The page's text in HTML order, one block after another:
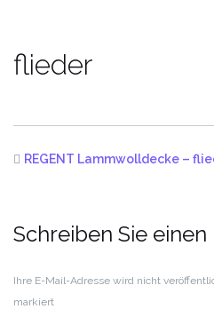
flieder
REGENT Lammwolldecke –
Schreiben Sie
Ihre E-Mail-Adresse wird nicht
markiert